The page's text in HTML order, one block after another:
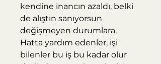
kendine inancın azaldı, belki
de alıştın sanıyorsun
değişmeyen durumlara.
Hatta yardım edenler, işi
bilenler bu iş bu kadar olur